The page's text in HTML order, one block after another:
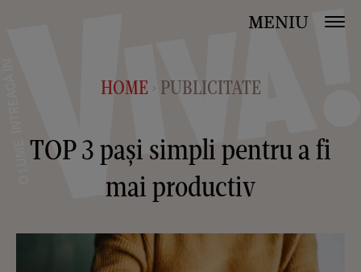
MENIU
HOME > PUBLICITATE
TOP 3 pași simpli pentru a fi
mai productiv